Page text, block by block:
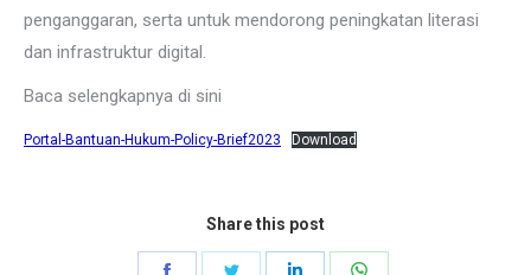
penganggaran, serta untuk mendorong peningkatan literasi
dan infrastruktur digital.
Baca selengkapnya di sini
Portal-Bantuan-Hukum-Policy-Brief2023 Download
Share this post